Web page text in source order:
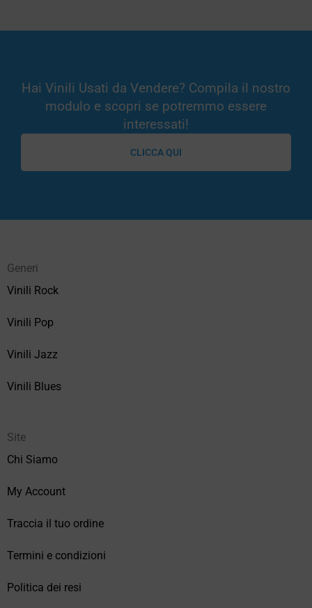
Hai Vinili Usati da Vendere? Compila il nostro
modulo e scopri se potremmo essere
interessati!
CLICCA QUI
Generi
Vinili Rock
Vinili Pop
Vinili Jazz
Vinili Blues
Site
Chi Siamo
My Account
Traccia il tuo ordine
Termini e condizioni
Politica dei resi